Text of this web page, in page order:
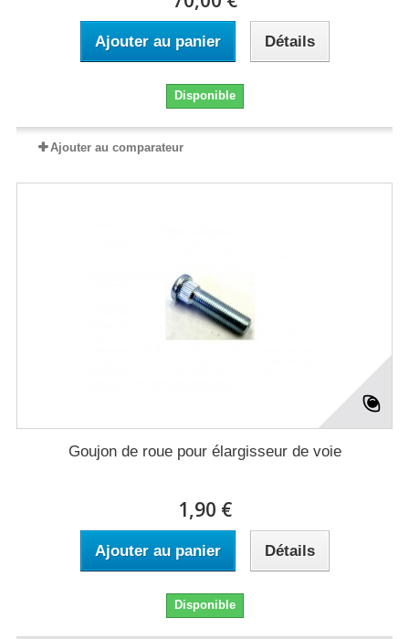
Ajouter au panier Détails
Disponible
Ajouter au comparateur
Goujon de roue pour élargisseur de voie
1,90 €
Ajouter au panier Détails
Disponible